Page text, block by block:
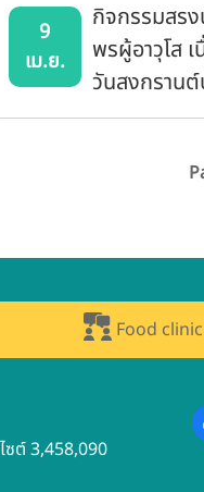
9
เม.ย.
กิจกรรมสรง
พรผู้อาวุโส เ
วันสงกราน
Food clinic
ซต์ 3,458,090